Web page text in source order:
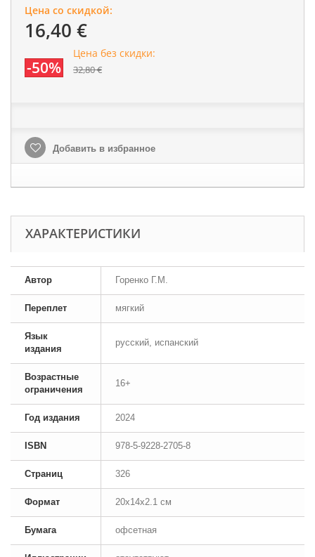
Цена со скидкой:
16,40 €
-50%
Цена без скидки:
32,80 €
Добавить в избранное
ХАРАКТЕРИСТИКИ
Автор Горенко Г.М.
Переплет мягкий
Язык
издания
русский, испанский
Возрастные
ограничения
16+
Год издания 2024
ISBN 978-5-9228-2705-8
Страниц 326
Формат 20x14x2.1 см
Бумага офсетная